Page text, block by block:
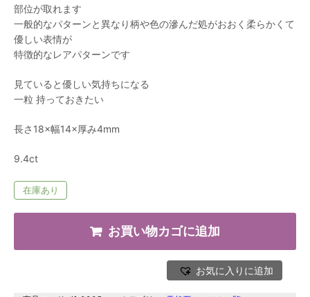
部位が取れます
一般的なパターンと異なり柄や色の滲んだ処がおおく柔らかくて
優しい表情が
特徴的なレアパターンです
見ていると優しい気持ちになる
一粒 持っておきたい
長さ18×幅14×厚み4mm
9.4ct
在庫あり
お買い物カゴに追加
お気に入りに追加